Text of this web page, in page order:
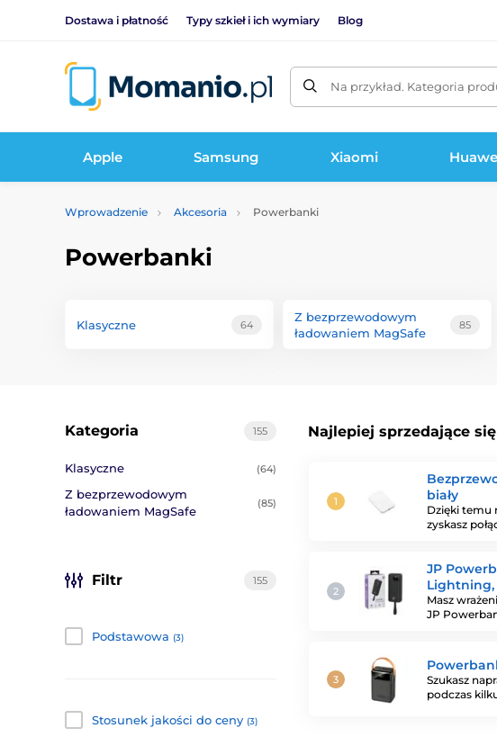
Dostawa i płatność Typy szkieł i ich wymiary Blog
Na przykład. Kategoria
Apple Samsung Xiaomi
Wprowadzenie Akcesoria Powerbanki
Powerbanki
Klasyczne 64
Z bezprzewodowym
ładowaniem MagSafe
85
Najlepiej sprzedające
biały
Dzięki temu
zyskasz
JP
Lightning,
Masz
JP
Szukasz
podczas
155
Kategoria
Klasyczne (64)
Z bezprzewodowym
ładowaniem MagSafe
(85)
Filtr 155
Podstawowa (3)
Stosunek jakości do ceny (3)